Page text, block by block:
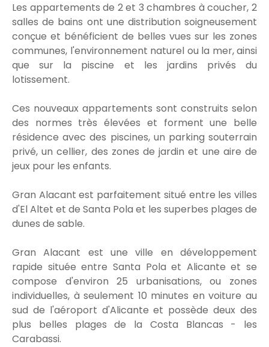
Les appartements de 2 et 3 chambres à coucher, 2
salles de bains ont une distribution soigneusement
conçue et bénéficient de belles vues sur les zones
communes, l'environnement naturel ou la mer, ainsi
que sur la piscine et les jardins privés du
lotissement.
Ces nouveaux appartements sont construits selon
des normes très élevées et forment une belle
résidence avec des piscines, un parking souterrain
privé, un cellier, des zones de jardin et une aire de
jeux pour les enfants.
Gran Alacant est parfaitement situé entre les villes
d'El Altet et de Santa Pola et les superbes plages de
dunes de sable.
Gran Alacant est une ville en développement
rapide située entre Santa Pola et Alicante et se
compose d'environ 25 urbanisations, ou zones
individuelles, à seulement 10 minutes en voiture au
sud de l'aéroport d'Alicante et possède deux des
plus belles plages de la Costa Blancas - les
Carabassi.